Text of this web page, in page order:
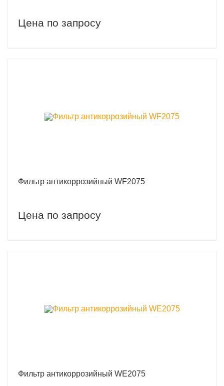
Цена по запросу
Фильтр антикоррозийный WF2075
Цена по запросу
Фильтр антикоррозийный WE2075